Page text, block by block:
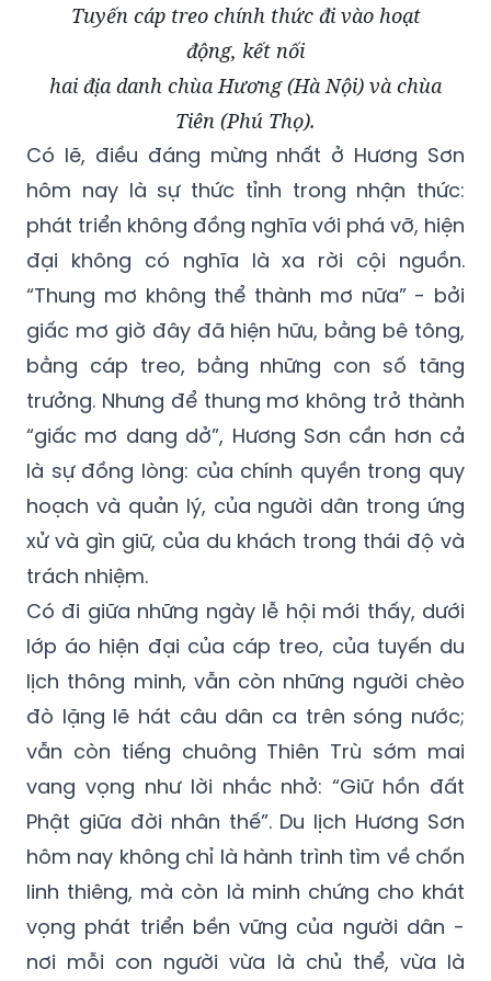
Tuyến cáp treo chính thức đi vào hoạt
động, kết nối
hai địa danh chùa Hương (Hà Nội) và chùa
Tiên (Phú Thọ).
Có lẽ, điều đáng mừng nhất ở Hương Sơn
hôm nay là sự thức tỉnh trong nhận thức:
phát triển không đồng nghĩa với phá vỡ, hiện
đại không có nghĩa là xa rời cội nguồn.
“Thung mơ không thể thành mơ nữa” - bởi
giấc mơ giờ đây đã hiện hữu, bằng bê tông,
bằng cáp treo, bằng những con số tăng
trưởng. Nhưng để thung mơ không trở thành
“giấc mơ dang dở”, Hương Sơn cần hơn cả
là sự đồng lòng: của chính quyền trong quy
hoạch và quản lý, của người dân trong ứng
xử và gìn giữ, của du khách trong thái độ và
trách nhiệm.
Có đi giữa những ngày lễ hội mới thấy, dưới
lớp áo hiện đại của cáp treo, của tuyến du
lịch thông minh, vẫn còn những người chèo
đò lặng lẽ hát câu dân ca trên sóng nước;
vẫn còn tiếng chuông Thiên Trù sớm mai
vang vọng như lời nhắc nhở: “Giữ hồn đất
Phật giữa đời nhân thế”. Du lịch Hương Sơn
hôm nay không chỉ là hành trình tìm về chốn
linh thiêng, mà còn là minh chứng cho khát
vọng phát triển bền vững của người dân -
nơi mỗi con người vừa là chủ thể, vừa là